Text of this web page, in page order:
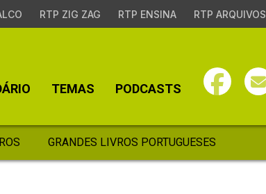
RTP ZIG ZAG RTP ENSINA RTP ARQUIVOS
TEMAS PODCASTS
GRANDES LIVROS PORTUGUESES